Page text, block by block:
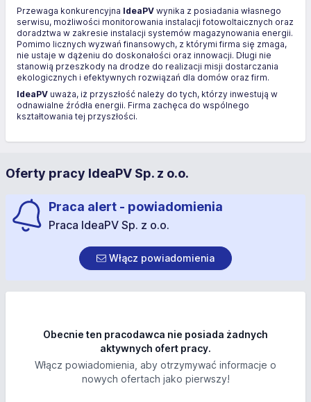
Przewaga konkurencyjna IdeaPV wynika z posiadania własnego
serwisu, możliwości monitorowania instalacji fotowoltaicznych oraz
doradztwa w zakresie instalacji systemów magazynowania energii.
Pomimo licznych wyzwań finansowych, z którymi firma się zmaga,
nie ustaje w dążeniu do doskonałości oraz innowacji. Długi nie
stanowią przeszkody na drodze do realizacji misji dostarczania
ekologicznych i efektywnych rozwiązań dla domów oraz firm.
IdeaPV uważa, iż przyszłość należy do tych, którzy inwestują w
odnawialne źródła energii. Firma zachęca do wspólnego
kształtowania tej przyszłości.
Oferty pracy IdeaPV Sp. z o.o.
Praca alert - powiadomienia
Praca IdeaPV Sp. z o.o.
Włącz powiadomienia
Obecnie ten pracodawca nie posiada żadnych
aktywnych ofert pracy.
Włącz powiadomienia, aby otrzymywać informacje o
nowych ofertach jako pierwszy!